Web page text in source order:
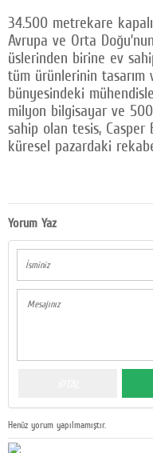
34.500 metrekare
Avrupa ve Orta
üslerinden birine ev
tüm ürünlerinin tasarım
bünyesindeki
milyon bilgisayar ve
sahip olan tesis, Casper
küresel pazardaki
Yorum Yaz
Henüz yorum yapılmamıştır.